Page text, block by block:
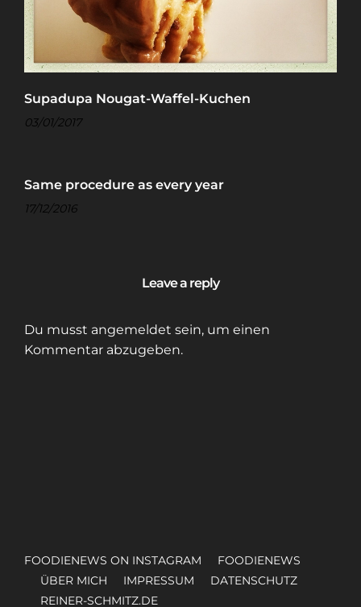
Supadupa Nougat-Waffel-Kuchen
03/01/2017
Same procedure as every year
17/12/2016
Leave a reply
Du musst angemeldet sein, um einen
Kommentar abzugeben.
FOODIENEWS ON INSTAGRAM
FOODIENEWS
ÜBER MICH
IMPRESSUM
DATENSCHUTZ
REINER-SCHMITZ.DE